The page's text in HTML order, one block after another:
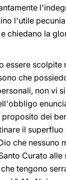
l'utile
chiedano la
essere scolpite
che
non vi
dei
il superfluo
che nessuno
Curato alle
tengono